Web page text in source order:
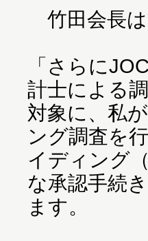
竹田会長は
「さらに
計士による
対象に、私
ング調査を
イディング
な承認手続
ます。